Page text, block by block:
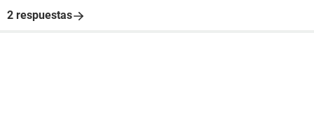
2 respuestas